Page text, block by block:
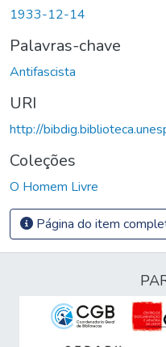
1933-12-14
Palavras-chave
Antifascista
URI
http://
Coleções
O Homem Livre
Página do item